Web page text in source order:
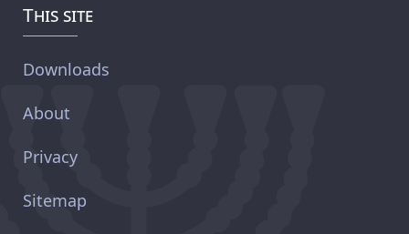
This site
Downloads
About
Privacy
Sitemap